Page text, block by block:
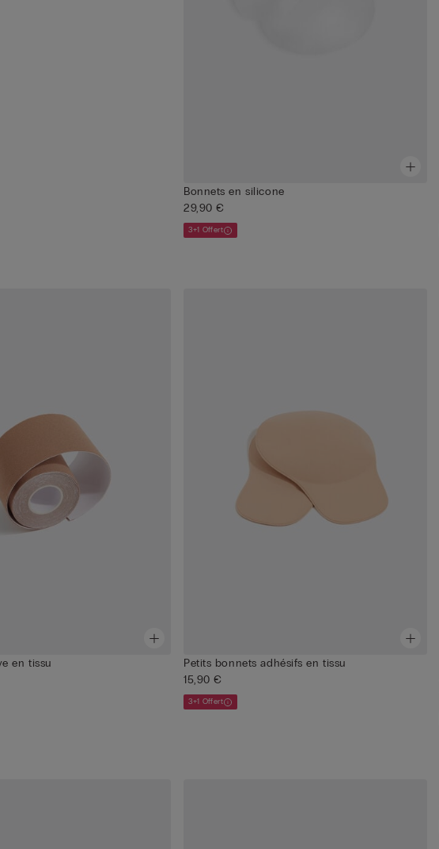
Bonnets en silicone
29,90 €
3+1 Offert
en tissu
Petits bonnets adhésifs en tissu
15,90 €
3+1 Offert